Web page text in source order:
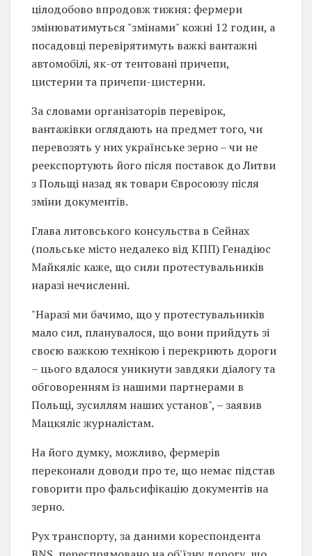
цілодобово впродовж тижня: фермери
змінюватимуться "змінами" кожні 12 годин, а
посадовці перевірятимуть важкі вантажні
автомобілі, як-от тентовані причепи,
цистерни та причепи-цистерни.
За словами організаторів перевірок,
вантажівки оглядають на предмет того, чи
перевозять у них українське зерно – чи не
реекспортують його після поставок до Литви
з Польщі назад як товари Євросоюзу після
зміни документів.
Глава литовського консульства в Сейнах
(польське місто недалеко від КПП) Генадіюс
Майкяліс каже, що сили протестувальників
наразі нечисленні.
"Наразі ми бачимо, що у протестувальників
мало сил, планувалося, що вони прийдуть зі
своєю важкою технікою і перекриють дороги
– цього вдалося уникнути завдяки діалогу та
обговоренням із нашими партнерами в
Польщі, зусиллям наших установ", – заявив
Мацкяліс журналістам.
На його думку, можливо, фермерів
переконали доводи про те, що немає підстав
говорити про фальсифікацію документів на
зерно.
Рух транспорту, за даними кореспондента